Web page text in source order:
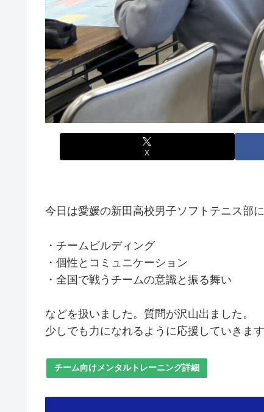
X
今日は愛媛の新田高校男子ソフトテニス部
・チームビルディング
・個性とコミュニケーション
・全国で戦うチームの意識と振る舞い
などを扱いました。質問が沢山出ました。
少しでも力になれるように応援していきます
チーム向けメンタルトレーニング詳細